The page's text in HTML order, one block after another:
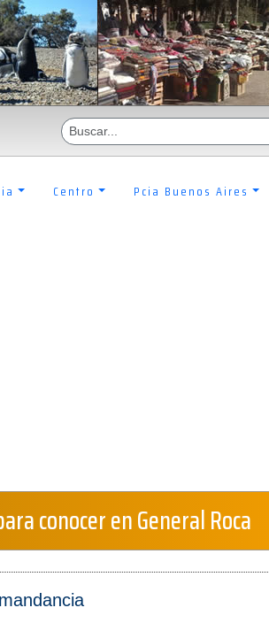
Centro Pcia Buenos Aires
conocer en General Roca